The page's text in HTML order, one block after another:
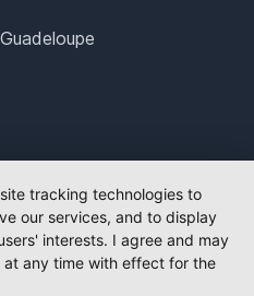
tracking technologies to
our services, and to display
interests. I agree and may
any time with effect for the